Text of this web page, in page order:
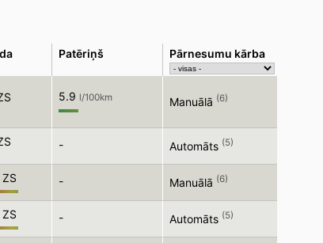
Patēriņš Pārnesumu kārba
5.9 l/100km Manuālā (6)
- Automāts (5)
- Manuālā (6)
- Automāts (5)